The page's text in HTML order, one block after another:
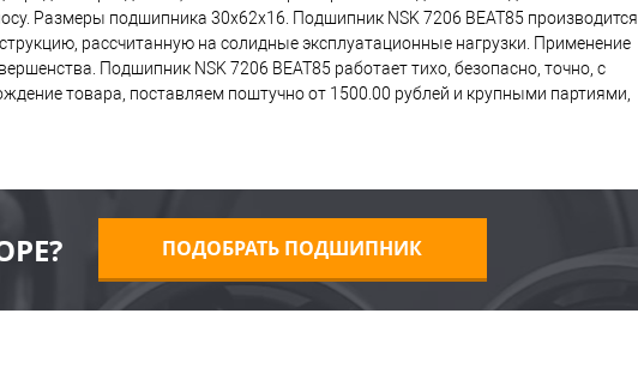
Размеры подшипника 30x62x16. Подшипник NSK 7206 BEAT85 производится
рассчитанную на солидные эксплуатационные нагрузки. Применение
Подшипник NSK 7206 BEAT85 работает тихо, безопасно, точно, с
товара, поставляем поштучно от 1500.00 рублей и крупными партиями,
ПОДОБРАТЬ ПОДШИПНИК